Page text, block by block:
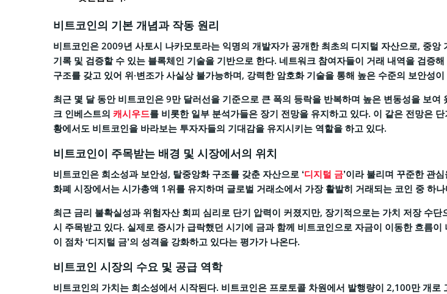
비트코인의 기본 개념과 작동 원리
비트코인은 2009년 사토시 나카모토라는 익명의 개발자가 공개한 최초의 디지털 자산으로, 중앙
기록 및 검증할 수 있는 블록체인 기술을 기반으로 한다. 네트워크 참여자들이 거래 내역을 검증
구조를 갖고 있어 위·변조가 사실상 불가능하며, 강력한 암호화 기술을 통해 높은 수준의 보안성
최근 몇 달 동안 비트코인은 9만 달러선을 기준으로 큰 폭의 등락을 반복하며 높은 변동성을 보여
크 인베스트의 캐시우드를 비롯한 일부 분석가들은 장기 전망을 유지하고 있다. 이 같은 전망은
황에서도 비트코인을 바라보는 투자자들의 기대감을 유지시키는 역할을 하고 있다.
비트코인이 주목받는 배경 및 시장에서의 위치
비트코인은 희소성과 보안성, 탈중앙화 구조를 갖춘 자산으로 ‘디지털 금’이라 불리며 꾸준한 관
화폐 시장에서는 시가총액 1위를 유지하며 글로벌 거래소에서 가장 활발히 거래되는 코인 중 하나
최근 금리 불확실성과 위험자산 회피 심리로 단기 압력이 커졌지만, 장기적으로는 가치 저장 수단
시 주목받고 있다. 실제로 증시가 급락했던 시기에 금과 함께 비트코인으로 자금이 이동한 흐름이
이 점차 ‘디지털 금’의 성격을 강화하고 있다는 평가가 나온다.
비트코인 시장의 수요 및 공급 역학
비트코인의 가치는 희소성에서 시작된다. 비트코인은 프로토콜 차원에서 발행량이 2,100만 개로